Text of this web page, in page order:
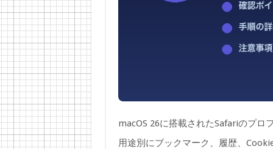
macOS 26に搭載されたSafariのプロ
用途別にブックマーク、履歴、